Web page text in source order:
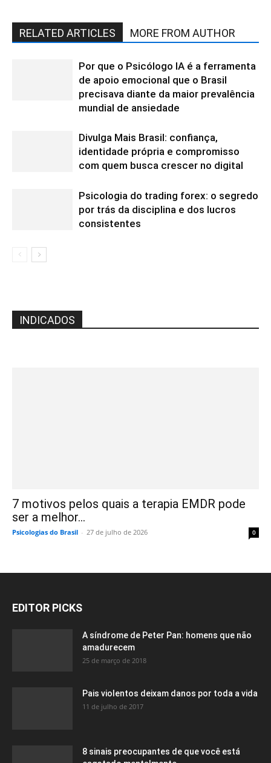
RELATED ARTICLES MORE FROM AUTHOR
Por que o Psicólogo IA é a ferramenta
de apoio emocional que o Brasil
precisava diante da maior prevalência
mundial de ansiedade
Divulga Mais Brasil: confiança,
identidade própria e compromisso
com quem busca crescer no digital
Psicologia do trading forex: o segredo
por trás da disciplina e dos lucros
consistentes
INDICADOS
7 motivos pelos quais a terapia EMDR pode
ser a melhor...
Psicologias do Brasil - 27 de julho de 2026 0
EDITOR PICKS
A síndrome de Peter Pan: homens que não
amadurecem
25 de março de 2018
Pais violentos deixam danos por toda a vida
11 de julho de 2017
8 sinais preocupantes de que você está